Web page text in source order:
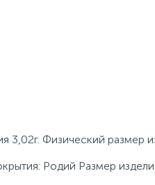
Физический размер
Родий Размер